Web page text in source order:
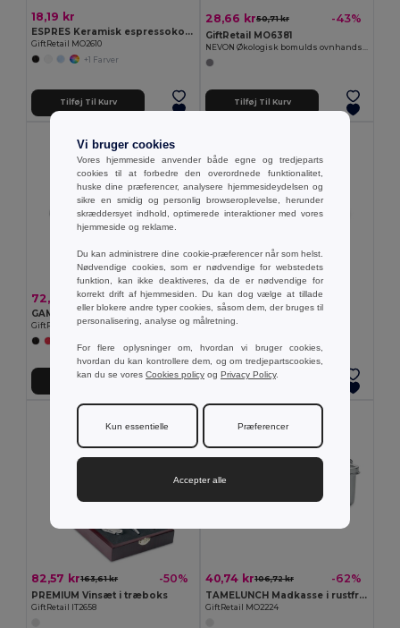
18,19 kr
ESPRES Keramisk espressokop 40 ml
GiftRetail MO2610
+1 Farver
Tilføj Til Kurv
28,66 kr50,71 kr -43%
GiftRetail MO6381
Tilføj Til Kurv
72,39 kr
GAMMA Forklæde i økologisk bomuld 240
GiftRetail MO2249
Tilføj Til Kurv
8,95 kr
POSA Rund bordskåner i PU
GiftRetail MO2616
Tilføj Til Kurv
82,57 kr163,61 kr -50%
PREMIUM Vinsæt i træboks
GiftRetail IT2658
40,74 kr106,72 kr -62%
TAMELUNCH Madkasse i rustfrit stål
GiftRetail MO2224
Vi bruger cookies
Vores hjemmeside anvender både egne og tredjeparts
cookies til at forbedre den overordnede funktionalitet,
huske dine præferencer, analysere hjemmesideydelsen og
sikre en smidig og personlig browseroplevelse, herunder
skræddersyet indhold, optimerede interaktioner med vores
hjemmeside og reklame.
Du kan administrere dine cookie-præferencer når som helst.
Nødvendige cookies, som er nødvendige for webstedets
funktion, kan ikke deaktiveres, da de er nødvendige for
korrekt drift af hjemmesiden. Du kan dog vælge at tillade
eller blokere andre typer cookies, såsom dem, der bruges til
personalisering, analyse og målretning.
For flere oplysninger om, hvordan vi bruger cookies,
hvordan du kan kontrollere dem, og om tredjepartscookies,
kan du se vores Cookies policy og Privacy Policy.
Kun essentielle Præferencer
Accepter alle